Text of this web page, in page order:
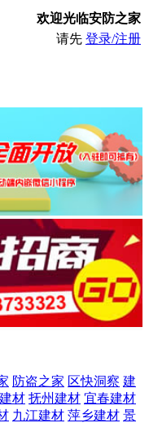
欢迎光临安防之家
请先 登录/注册
防盗之家 区快洞察 建
材 抚州建材 宜春建材
九江建材 萍乡建材 景